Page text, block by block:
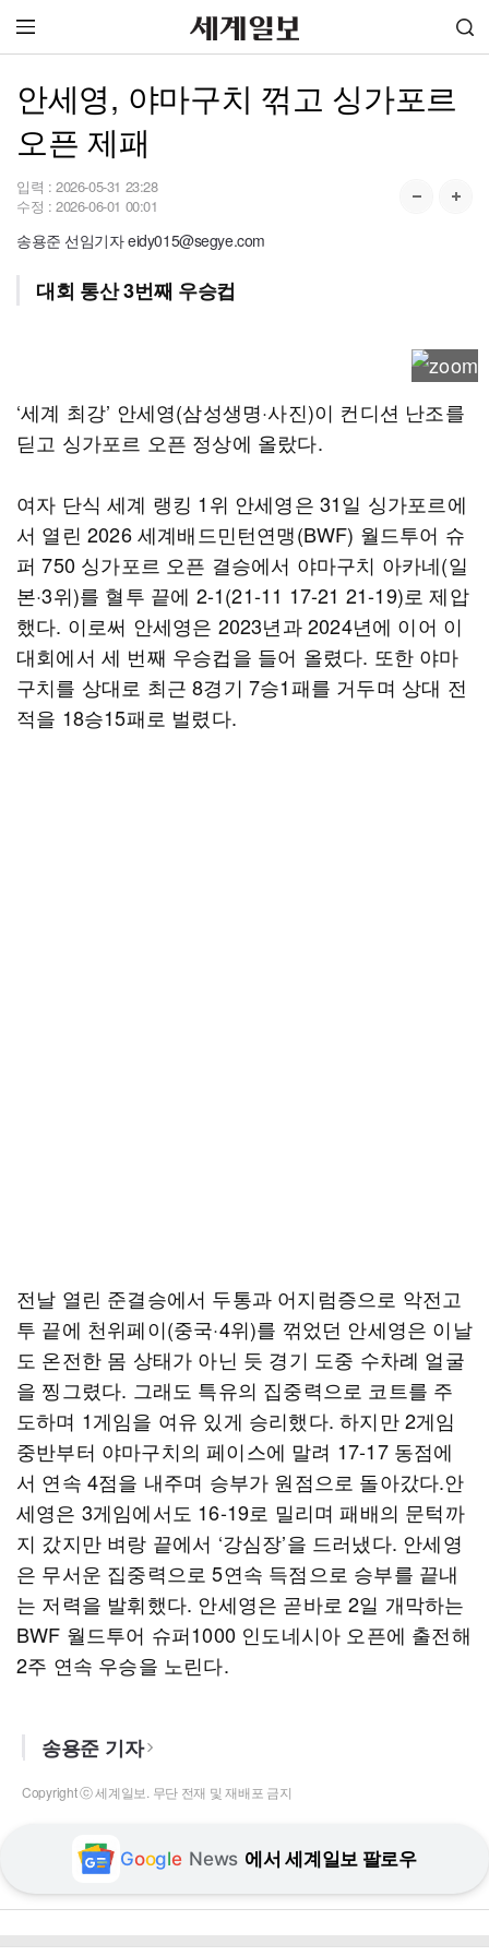
안세영, 야마구치 꺾고 싱가포르
오픈 제패
입력 : 2026-05-31 23:28
수정 : 2026-06-01 00:01
송용준 선임기자 eidy015@segye.com
대회 통산 3번째 우승컵
‘세계 최강’ 안세영(삼성생명·사진)이 컨디션 난조를
딛고 싱가포르 오픈 정상에 올랐다.
여자 단식 세계 랭킹 1위 안세영은 31일 싱가포르에
서 열린 2026 세계배드민턴연맹(BWF) 월드투어 슈
퍼 750 싱가포르 오픈 결승에서 야마구치 아카네(일
본·3위)를 혈투 끝에 2-1(21-11 17-21 21-19)로 제압
했다. 이로써 안세영은 2023년과 2024년에 이어 이
대회에서 세 번째 우승컵을 들어 올렸다. 또한 야마
구치를 상대로 최근 8경기 7승1패를 거두며 상대 전
적을 18승15패로 벌렸다.
전날 열린 준결승에서 두통과 어지럼증으로 악전고
투 끝에 천위페이(중국·4위)를 꺾었던 안세영은 이날
도 온전한 몸 상태가 아닌 듯 경기 도중 수차례 얼굴
을 찡그렸다. 그래도 특유의 집중력으로 코트를 주
도하며 1게임을 여유 있게 승리했다. 하지만 2게임
중반부터 야마구치의 페이스에 말려 17-17 동점에
서 연속 4점을 내주며 승부가 원점으로 돌아갔다.안
세영은 3게임에서도 16-19로 밀리며 패배의 문턱까
지 갔지만 벼랑 끝에서 ‘강심장’을 드러냈다. 안세영
은 무서운 집중력으로 5연속 득점으로 승부를 끝내
는 저력을 발휘했다. 안세영은 곧바로 2일 개막하는
BWF 월드투어 슈퍼1000 인도네시아 오픈에 출전해
2주 연속 우승을 노린다.
송용준 기자
Copyright ⓒ 세계일보. 무단 전재 및 재배포 금지
Google News 에서 세계일보 팔로우